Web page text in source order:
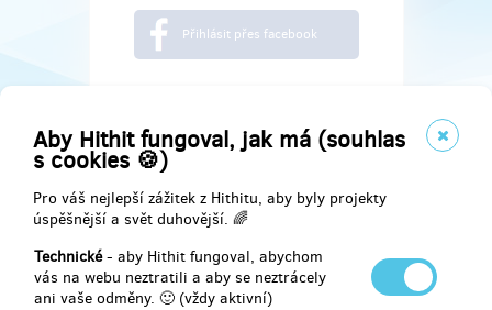
Aby Hithit fungoval, jak má (souhlas
s cookies 🍪)
Pro váš nejlepší zážitek z Hithitu, aby byly projekty
úspěšnější a svět duhovější. 🌈
Technické- aby Hithit fungoval, abychom
vás na webu neztratili a aby se neztrácely
ani vaše odměny. 🙂 (vždy aktivní)
Přihlásit přes facebook